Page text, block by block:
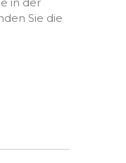
Sie die